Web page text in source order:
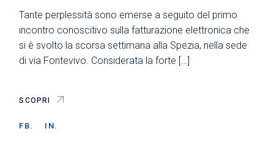
Tante perplessità sono emerse a seguito del primo
incontro conoscitivo sulla fatturazione elettronica che
si è svolto la scorsa settimana alla Spezia, nella sede
di via Fontevivo. Considerata la forte […]
SCOPRI
FB. IN.